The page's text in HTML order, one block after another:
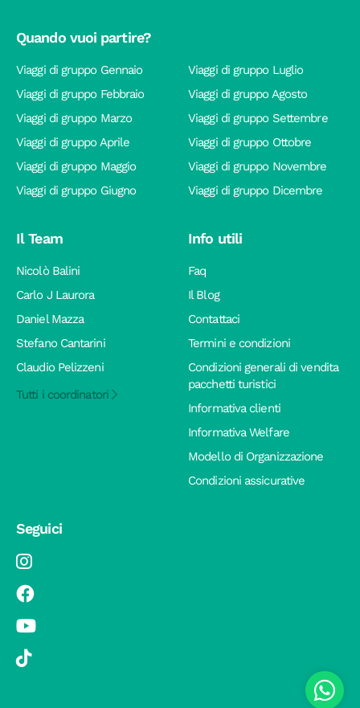
Quando vuoi partire?
Viaggi di gruppo Gennaio
Viaggi di gruppo Febbraio
Viaggi di gruppo Marzo
Viaggi di gruppo Aprile
Viaggi di gruppo Maggio
Viaggi di gruppo Giugno
Viaggi di gruppo Luglio
Viaggi di gruppo Agosto
Viaggi di gruppo Settembre
Viaggi di gruppo Ottobre
Viaggi di gruppo Novembre
Viaggi di gruppo Dicembre
Il Team
Nicolò Balini
Carlo J Laurora
Daniel Mazza
Stefano Cantarini
Claudio Pelizzeni
Tutti i coordinatori
Info utili
Faq
Il Blog
Contattaci
Termini e condizioni
Condizioni generali di vendita
pacchetti turistici
Informativa clienti
Informativa Welfare
Modello di Organizzazione
Condizioni assicurative
Seguici